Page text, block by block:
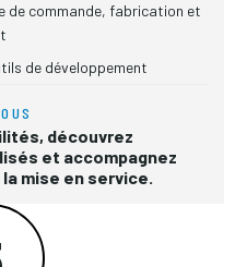
de commande, fabrication et
de développement
découvrez
et accompagnez
mise en service.